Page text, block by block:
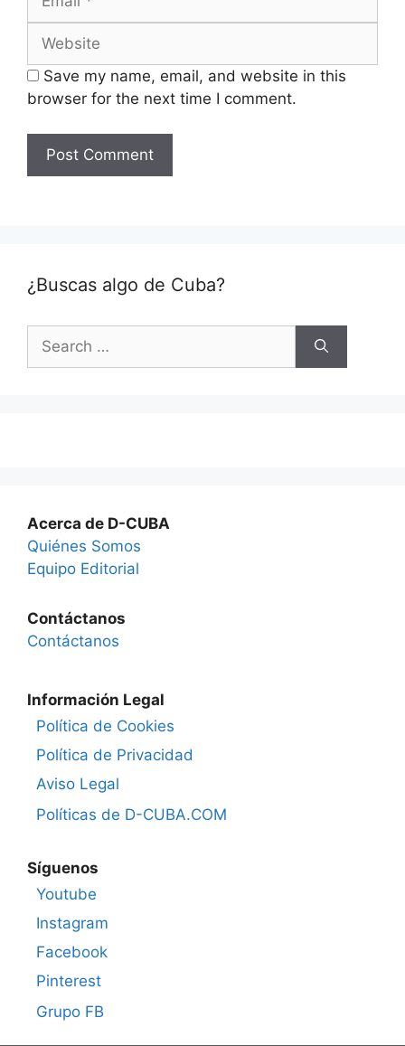
Website
Save my name, email, and website in this
browser for the next time I comment.
¿Buscas algo de Cuba?
Search
for:
Acerca de D-CUBA
Quiénes Somos
Equipo Editorial
Contáctanos
Contáctanos
Información Legal
Política de Cookies
Política de Privacidad
Aviso Legal
Políticas de D-CUBA.COM
Síguenos
Youtube
Instagram
Facebook
Pinterest
Grupo FB